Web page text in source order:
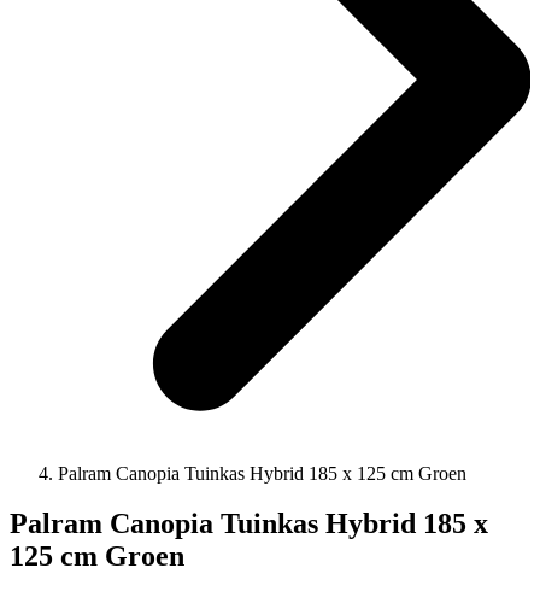
Palram Canopia Tuinkas Hybrid 185 x 125 cm Groen
Palram Canopia Tuinkas Hybrid 185 x
125 cm Groen